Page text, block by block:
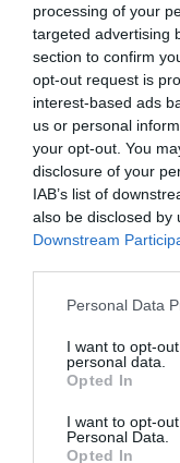
processing of your
targeted advertising
section to confirm
opt-out request is
interest-based ads
us or personal
your opt-out. You
disclosure of your
IAB’s list of
also be disclosed by
Downstream
Please note that
not limited to your
grant or deny
use your data for
consent section.
Personal Data
I want to opt-
personal data.
Opted In
I want to opt-
Personal Data.
Opted In
Μητσοτάκης
σαφές σήμα στη
– Παράνομο το
26.06.2025 - 12:23